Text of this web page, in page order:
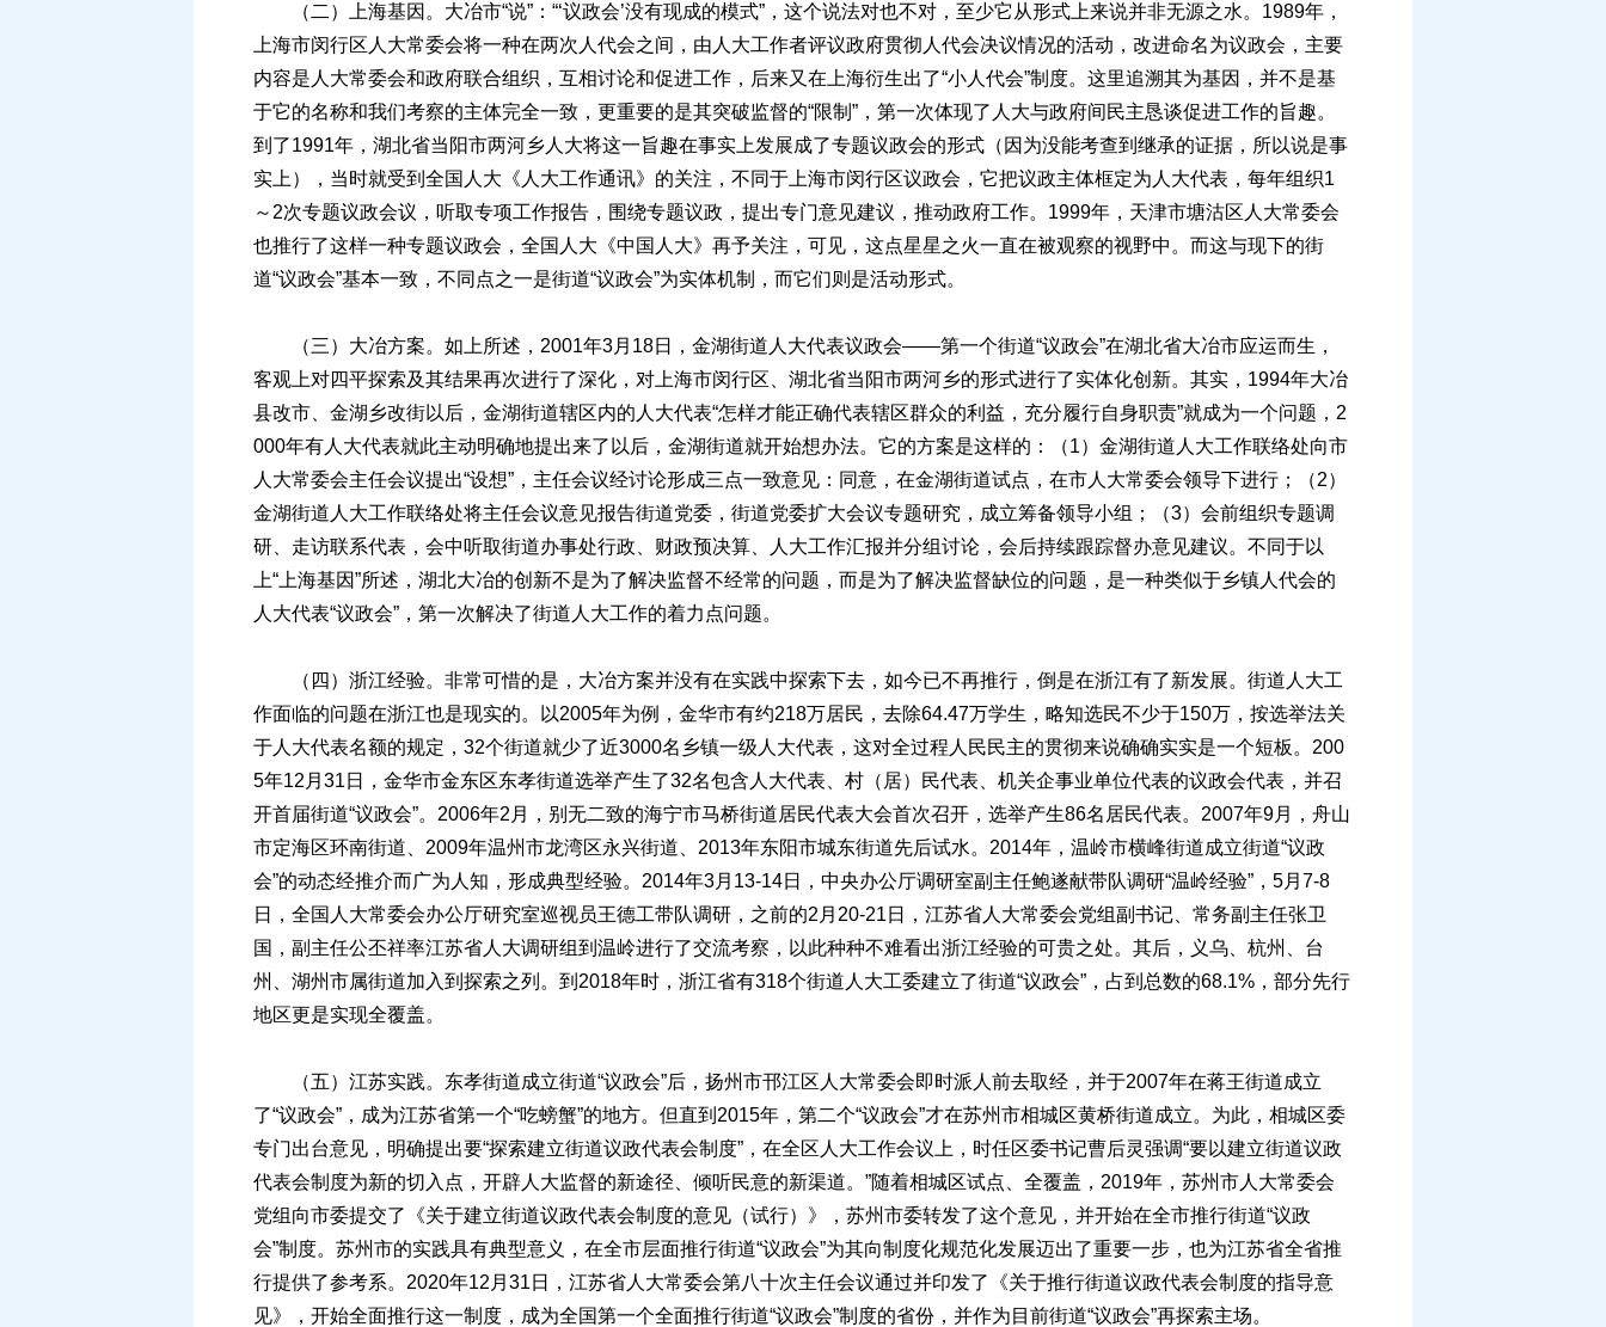
（二）上海基因。大冶市“说”：“‘议政会’没有现成的模式”，这个说法对也不对，至少它从形式上来说并非无源之水。1989年，
上海市闵行区人大常委会将一种在两次人代会之间，由人大工作者评议政府贯彻人代会决议情况的活动，改进命名为议政会，主要
内容是人大常委会和政府联合组织，互相讨论和促进工作，后来又在上海衍生出了“小人代会”制度。这里追溯其为基因，并不是基
于它的名称和我们考察的主体完全一致，更重要的是其突破监督的“限制”，第一次体现了人大与政府间民主恳谈促进工作的旨趣。
到了1991年，湖北省当阳市两河乡人大将这一旨趣在事实上发展成了专题议政会的形式（因为没能考查到继承的证据，所以说是事
实上），当时就受到全国人大《人大工作通讯》的关注，不同于上海市闵行区议政会，它把议政主体框定为人大代表，每年组织1
～2次专题议政会议，听取专项工作报告，围绕专题议政，提出专门意见建议，推动政府工作。1999年，天津市塘沽区人大常委会
也推行了这样一种专题议政会，全国人大《中国人大》再予关注，可见，这点星星之火一直在被观察的视野中。而这与现下的街
道“议政会”基本一致，不同点之一是街道“议政会”为实体机制，而它们则是活动形式。
（三）大冶方案。如上所述，2001年3月18日，金湖街道人大代表议政会——第一个街道“议政会”在湖北省大冶市应运而生，
客观上对四平探索及其结果再次进行了深化，对上海市闵行区、湖北省当阳市两河乡的形式进行了实体化创新。其实，1994年大冶
县改市、金湖乡改街以后，金湖街道辖区内的人大代表“怎样才能正确代表辖区群众的利益，充分履行自身职责”就成为一个问题，2
000年有人大代表就此主动明确地提出来了以后，金湖街道就开始想办法。它的方案是这样的：（1）金湖街道人大工作联络处向市
人大常委会主任会议提出“设想”，主任会议经讨论形成三点一致意见：同意，在金湖街道试点，在市人大常委会领导下进行；（2）
金湖街道人大工作联络处将主任会议意见报告街道党委，街道党委扩大会议专题研究，成立筹备领导小组；（3）会前组织专题调
研、走访联系代表，会中听取街道办事处行政、财政预决算、人大工作汇报并分组讨论，会后持续跟踪督办意见建议。不同于以
上“上海基因”所述，湖北大冶的创新不是为了解决监督不经常的问题，而是为了解决监督缺位的问题，是一种类似于乡镇人代会的
人大代表“议政会”，第一次解决了街道人大工作的着力点问题。
（四）浙江经验。非常可惜的是，大冶方案并没有在实践中探索下去，如今已不再推行，倒是在浙江有了新发展。街道人大工
作面临的问题在浙江也是现实的。以2005年为例，金华市有约218万居民，去除64.47万学生，略知选民不少于150万，按选举法关
于人大代表名额的规定，32个街道就少了近3000名乡镇一级人大代表，这对全过程人民民主的贯彻来说确确实实是一个短板。200
5年12月31日，金华市金东区东孝街道选举产生了32名包含人大代表、村（居）民代表、机关企事业单位代表的议政会代表，并召
开首届街道“议政会”。2006年2月，别无二致的海宁市马桥街道居民代表大会首次召开，选举产生86名居民代表。2007年9月，舟山
市定海区环南街道、2009年温州市龙湾区永兴街道、2013年东阳市城东街道先后试水。2014年，温岭市横峰街道成立街道“议政
会”的动态经推介而广为人知，形成典型经验。2014年3月13-14日，中央办公厅调研室副主任鲍遂献带队调研“温岭经验”，5月7-8
日，全国人大常委会办公厅研究室巡视员王德工带队调研，之前的2月20-21日，江苏省人大常委会党组副书记、常务副主任张卫
国，副主任公丕祥率江苏省人大调研组到温岭进行了交流考察，以此种种不难看出浙江经验的可贵之处。其后，义乌、杭州、台
州、湖州市属街道加入到探索之列。到2018年时，浙江省有318个街道人大工委建立了街道“议政会”，占到总数的68.1%，部分先行
地区更是实现全覆盖。
（五）江苏实践。东孝街道成立街道“议政会”后，扬州市邗江区人大常委会即时派人前去取经，并于2007年在蒋王街道成立
了“议政会”，成为江苏省第一个“吃螃蟹”的地方。但直到2015年，第二个“议政会”才在苏州市相城区黄桥街道成立。为此，相城区委
专门出台意见，明确提出要“探索建立街道议政代表会制度”，在全区人大工作会议上，时任区委书记曹后灵强调“要以建立街道议政
代表会制度为新的切入点，开辟人大监督的新途径、倾听民意的新渠道。”随着相城区试点、全覆盖，2019年，苏州市人大常委会
党组向市委提交了《关于建立街道议政代表会制度的意见（试行）》，苏州市委转发了这个意见，并开始在全市推行街道“议政
会”制度。苏州市的实践具有典型意义，在全市层面推行街道“议政会”为其向制度化规范化发展迈出了重要一步，也为江苏省全省推
行提供了参考系。2020年12月31日，江苏省人大常委会第八十次主任会议通过并印发了《关于推行街道议政代表会制度的指导意
见》，开始全面推行这一制度，成为全国第一个全面推行街道“议政会”制度的省份，并作为目前街道“议政会”再探索主场。